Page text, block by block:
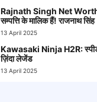
Rajnath Singh Net Worth:
सम्पत्ति के मालिक हैं! राजनाथ सिंह
13 April 2025
Kawasaki Ninja H2R: स्पीड
ज़िंदा लेजेंड
13 April 2025